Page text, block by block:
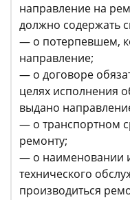
направление на
должно содержать
— о потерпевшем,
направление;
— о договоре
целях исполнения
выдано
— о транспортном
ремонту;
— о наименовании
технического
производиться